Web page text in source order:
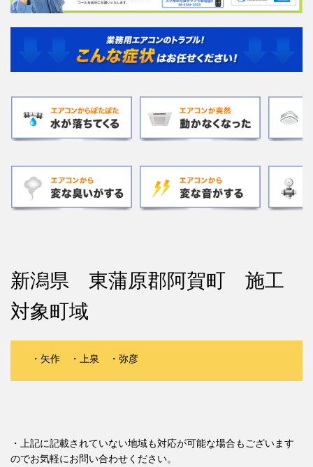
新潟県 東蒲原郡阿賀町 施工
対象町域
・矢作 ・上泉 ・弥彦
・上記に記載されていない地域も対応が可能な場合もございます
のでお気軽にお問い合わせください。